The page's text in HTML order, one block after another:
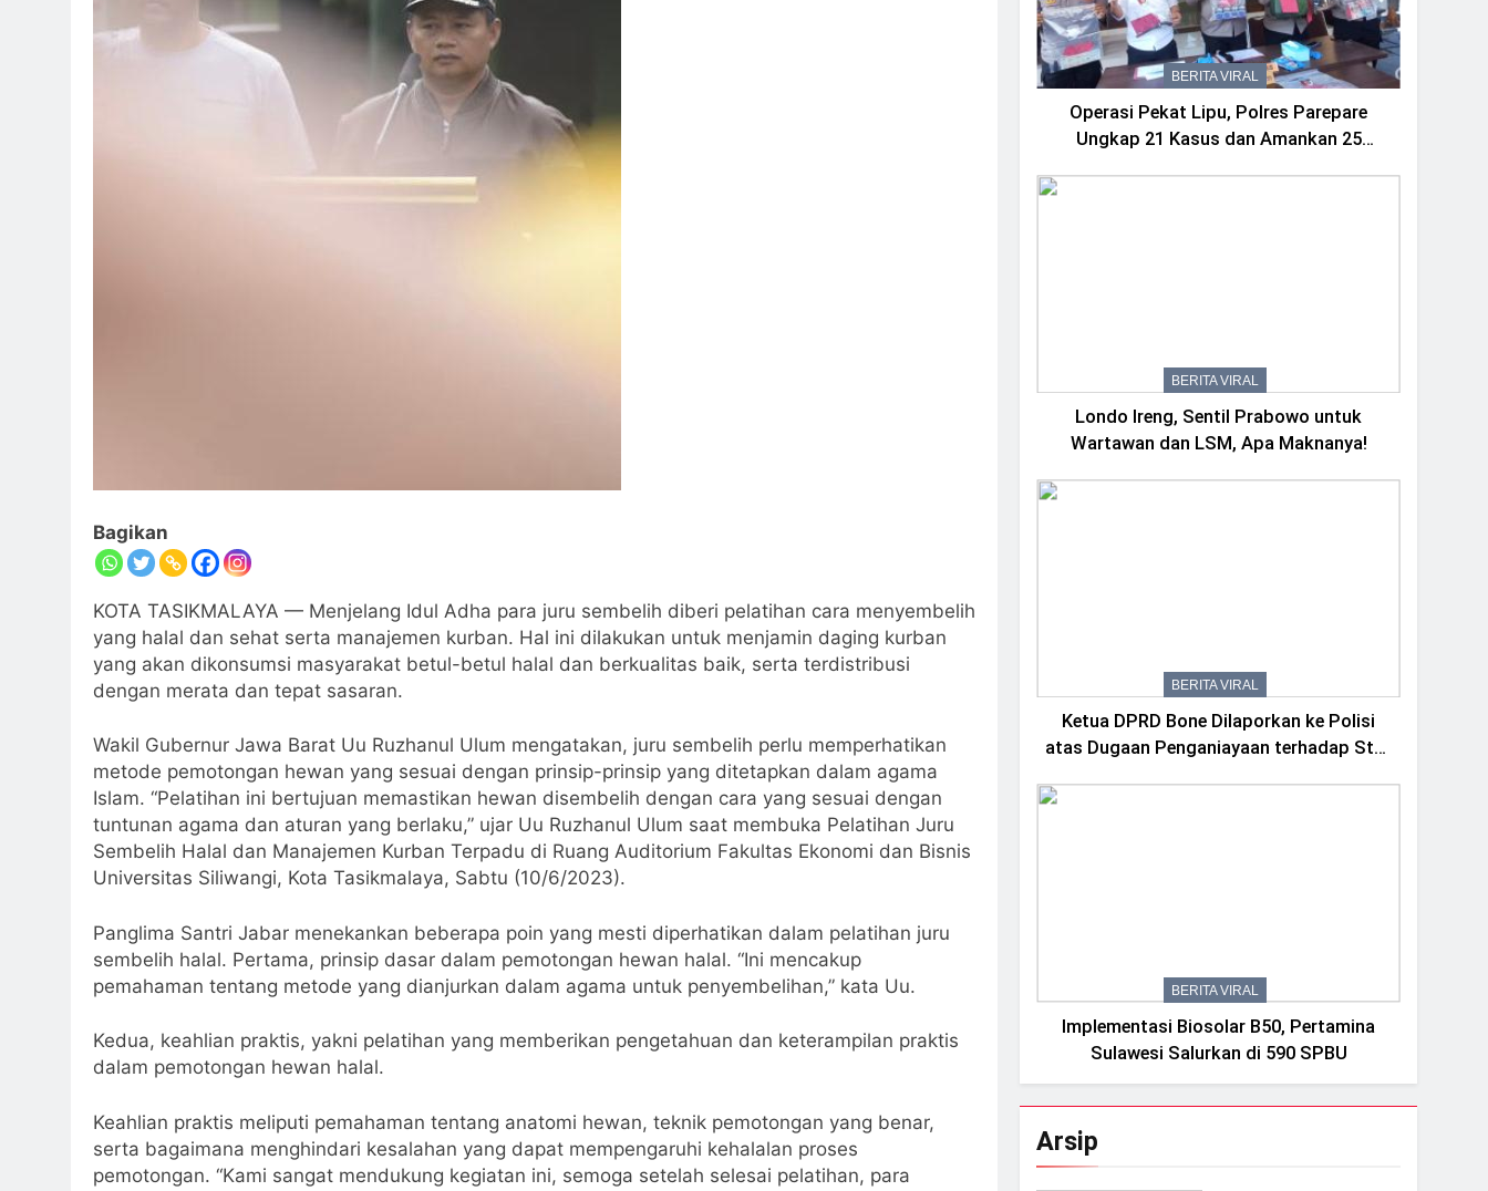
Bagikan
KOTA TASIKMALAYA — Menjelang Idul Adha para juru sembelih diberi pelatihan cara menyembelih
yang halal dan sehat serta manajemen kurban. Hal ini dilakukan untuk menjamin daging kurban
yang akan dikonsumsi masyarakat betul-betul halal dan berkualitas baik, serta terdistribusi
dengan merata dan tepat sasaran.
Wakil Gubernur Jawa Barat Uu Ruzhanul Ulum mengatakan, juru sembelih perlu memperhatikan
metode pemotongan hewan yang sesuai dengan prinsip-prinsip yang ditetapkan dalam agama
Islam. “Pelatihan ini bertujuan memastikan hewan disembelih dengan cara yang sesuai dengan
tuntunan agama dan aturan yang berlaku,” ujar Uu Ruzhanul Ulum saat membuka Pelatihan Juru
Sembelih Halal dan Manajemen Kurban Terpadu di Ruang Auditorium Fakultas Ekonomi dan Bisnis
Universitas Siliwangi, Kota Tasikmalaya, Sabtu (10/6/2023).
Panglima Santri Jabar menekankan beberapa poin yang mesti diperhatikan dalam pelatihan juru
sembelih halal. Pertama, prinsip dasar dalam pemotongan hewan halal. “Ini mencakup
pemahaman tentang metode yang dianjurkan dalam agama untuk penyembelihan,” kata Uu.
Kedua, keahlian praktis, yakni pelatihan yang memberikan pengetahuan dan keterampilan praktis
dalam pemotongan hewan halal.
Keahlian praktis meliputi pemahaman tentang anatomi hewan, teknik pemotongan yang benar,
serta bagaimana menghindari kesalahan yang dapat mempengaruhi kehalalan proses
pemotongan. “Kami sangat mendukung kegiatan ini, semoga setelah selesai pelatihan, para
BERITA VIRAL
Operasi Pekat Lipu, Polres Parepare
Ungkap 21 Kasus dan Amankan 25
BERITA VIRAL
Londo Ireng, Sentil Prabowo untuk
Wartawan dan LSM, Apa Maknanya!
BERITA VIRAL
Ketua DPRD Bone Dilaporkan ke Polisi
atas Dugaan Penganiayaan terhadap Staf
BERITA VIRAL
Implementasi Biosolar B50, Pertamina
Sulawesi Salurkan di 590 SPBU
Arsip